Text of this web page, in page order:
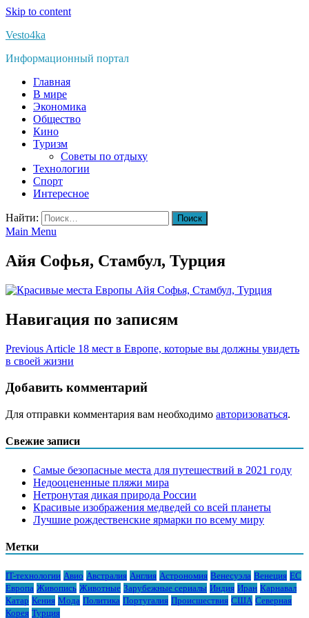
Skip to content
Vesto4ka
Информационный портал
Главная
В мире
Экономика
Общество
Кино
Туризм
Советы по отдыху
Технологии
Спорт
Интересное
Найти:
Main Menu
Айя Софья, Стамбул, Турция
Навигация по записям
Previous Article 18 мест в Европе, которые вы должны увидеть
в своей жизни
Добавить комментарий
Для отправки комментария вам необходимо авторизоваться.
Свежие записи
Самые безопасные места для путешествий в 2021 году
Недооцененные пляжи мира
Нетронутая дикая природа России
Красивые изображения медведей со всей планеты
Лучшие рождественские ярмарки по всему миру
Метки
IT-технологии Авио Австралия Англия Астрономия Венесуэла Венеция ЕС
Европа Живопись Животные Зарубежные сериалы Индия Иран Карнавал
Катар Кения Мода Политика Португалия Происшествия США Северная
Корея Турция